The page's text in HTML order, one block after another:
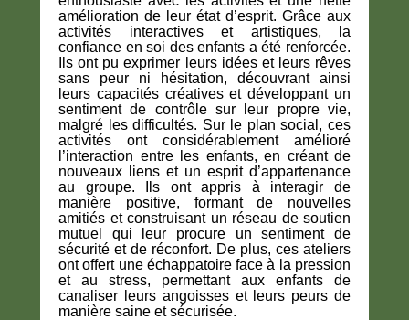
amélioration de leur état d’esprit. Grâce aux
activités interactives et artistiques,
la
confiance en soi des enfants a été renforcée.
Ils ont puexprimer leurs idées et leurs rêves
sans peur ni hésitation, découvrant ainsi
leurs capacités créatives et développant un
sentiment de contrôle sur leur propre vie,
malgré les difficultés. Sur le plan social, ces
activités ont considérablement amélioré
l’interaction entre les enfants, en créant de
nouveaux liens et un esprit d’appartenance
au groupe. Ils ont appris à interagir de
manière positive, formantde nouvelles
amitiés et construisant un réseau de soutien
mutuel
qui leur procure unsentiment de
sécurité et de réconfort. De plus, ces ateliers
ont offert une échappatoire face à la pression
et au stress, permettant aux enfants de
canaliser leurs angoisses et leurs peurs de
manière saine et sécurisée.